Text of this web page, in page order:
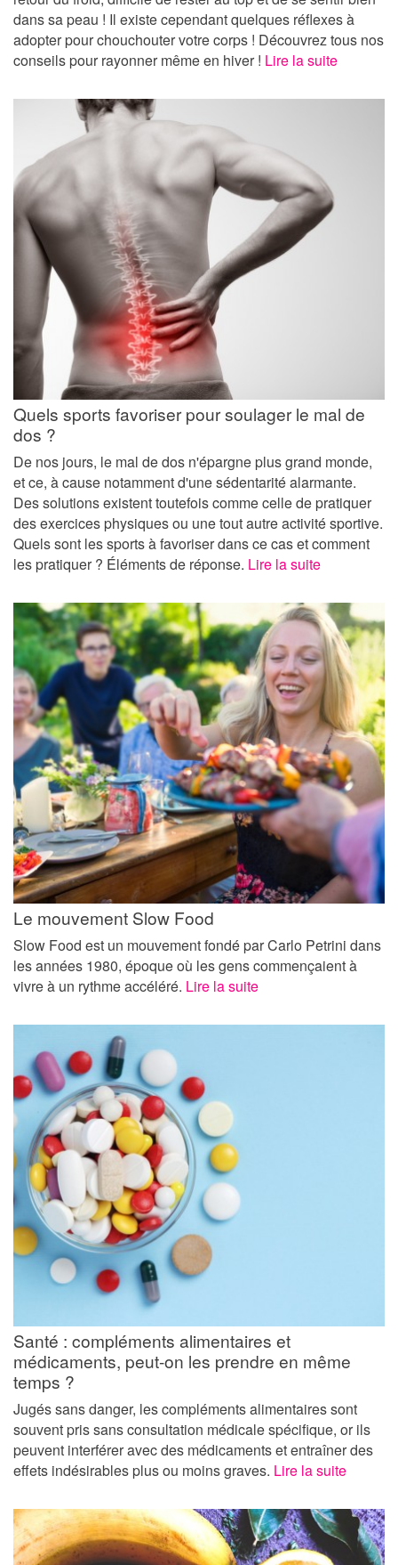
dans sa peau ! Il existe cependant quelques réflexes à
adopter pour chouchouter votre corps ! Découvrez tous nos
conseils pour rayonner même en hiver ! Lire la suite
Quels sports favoriser pour soulager le mal de
dos ?
De nos jours, le mal de dos n'épargne plus grand monde,
et ce, à cause notamment d'une sédentarité alarmante.
Des solutions existent toutefois comme celle de pratiquer
des exercices physiques ou une tout autre activité sportive.
Quels sont les sports à favoriser dans ce cas et comment
les pratiquer ? Éléments de réponse. Lire la suite
Le mouvement Slow Food
Slow Food est un mouvement fondé par Carlo Petrini dans
les années 1980, époque où les gens commençaient à
vivre à un rythme accéléré. Lire la suite
Santé : compléments alimentaires et
médicaments, peut-on les prendre en même
temps ?
Jugés sans danger, les compléments alimentaires sont
souvent pris sans consultation médicale spécifique, or ils
peuvent interférer avec des médicaments et entraîner des
effets indésirables plus ou moins graves. Lire la suite